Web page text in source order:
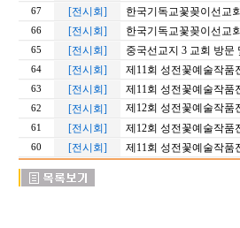
67 [전시회] 한국기독교꽃꽂이선교
66 [전시회] 한국기독교꽃꽂이선교
65 [전시회] 중국선교지 3 교회 방문
64 [전시회] 제11회 성전꽃예술작품
63 [전시회] 제11회 성전꽃예술작품
62 [전시회] 제12회 성전꽃예술작품
61 [전시회] 제12회 성전꽃예술작품
60 [전시회] 제11회 성전꽃예술작품